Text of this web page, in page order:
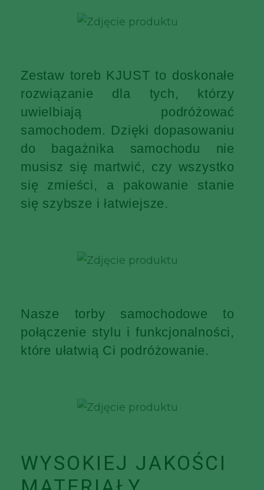
Zestaw toreb KJUST to doskonałe
rozwiązanie dla tych, którzy
uwielbiają podróżować
samochodem. Dzięki dopasowaniu
do bagażnika samochodu nie
musisz się martwić, czy wszystko
się zmieści, a pakowanie stanie
się szybsze i łatwiejsze.
Nasze torby samochodowe to
połączenie stylu i funkcjonalności,
które ułatwią Ci podróżowanie.
WYSOKIEJ JAKOŚCI